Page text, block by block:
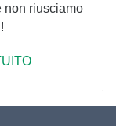
non riusciamo